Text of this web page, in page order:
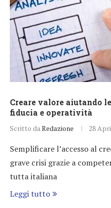
Creare valore aiutando
fiducia e operatività
Scritto da Redazione 28
Semplificare l’accesso al
grave crisi grazie a
tutta italiana
Leggi tutto